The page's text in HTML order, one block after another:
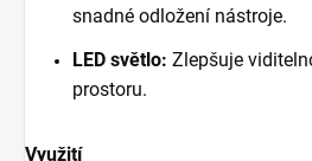
snadné odložení nástroje.
LED světlo: Zlepšuje
prostoru.
Využití